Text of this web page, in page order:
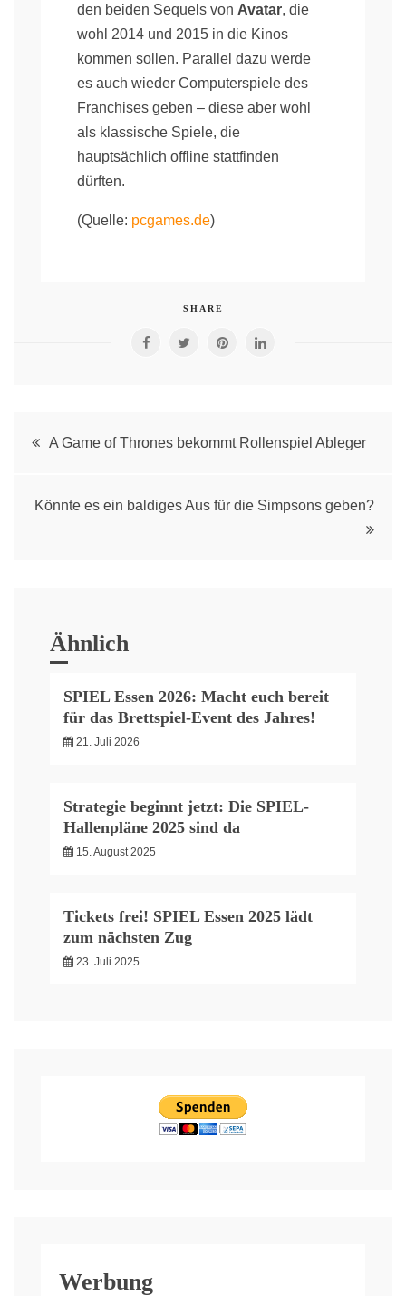
den beiden Sequels von Avatar, die
wohl 2014 und 2015 in die Kinos
kommen sollen. Parallel dazu werde
es auch wieder Computerspiele des
Franchises geben – diese aber wohl
als klassische Spiele, die
hauptsächlich offline stattfinden
dürften.
(Quelle: pcgames.de)
SHARE
PostA Game of Thrones bekommt Rollenspiel Ableger
Könnte es ein baldiges Aus für die Simpsons geben?
Ähnlich
SPIEL Essen 2026: Macht euch bereit
für das Brettspiel-Event des Jahres!
21. Juli 2026
Strategie beginnt jetzt: Die SPIEL-
Hallenpläne 2025 sind da
15. August 2025
Tickets frei! SPIEL Essen 2025 lädt
zum nächsten Zug
23. Juli 2025
Werbung